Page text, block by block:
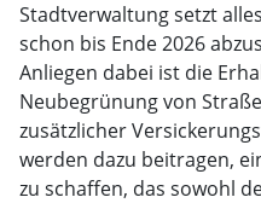
Stadtverwaltung setzt
schon bis Ende 2026
Anliegen dabei ist die
Neubegrünung von
zusätzlicher
werden dazu beitragen,
zu schaffen, das sowohl